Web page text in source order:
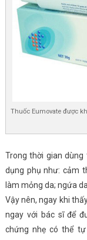
Thuốc Eumovate được
Trong thời gian
dụng phụ như: cảm
làm mỏng da; ngứa
Vậy nên, ngay khi
ngay với bác sĩ để
chứng nhẹ có thể